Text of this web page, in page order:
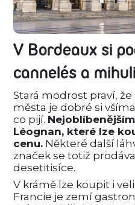
V Bordeaux si
cannelés a mihuli
Stará modrost praví, že
města je dobré si
co pijí.
Léognan, které lze
cenu. Některé další
značek se totiž
desetitisíce.
V krámě lze koupit i
Francie je zemí